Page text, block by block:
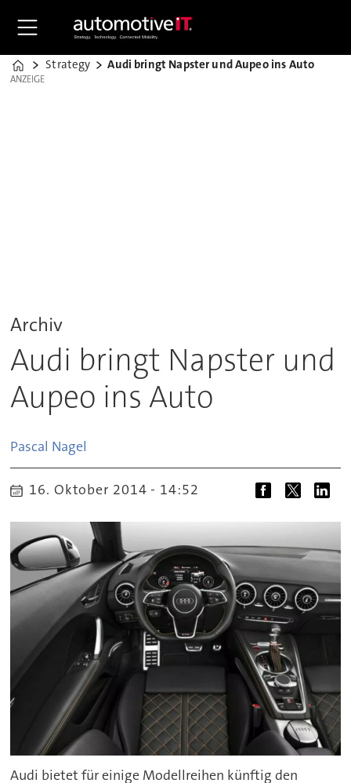
Home
Strategy Audi bringt Napster und Aupeo ins Auto
ANZEIGE
ANZEIGE
Archiv
Audi bringt Napster und
Aupeo ins Auto
Pascal Nagel
16. Oktober 2014 - 14:52
Audi bietet für einige Modellreihen künftig den